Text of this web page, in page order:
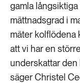
gamla
mättnadsgrad i
mäter kolflödena
att vi har en
underskattar den
säger Christel